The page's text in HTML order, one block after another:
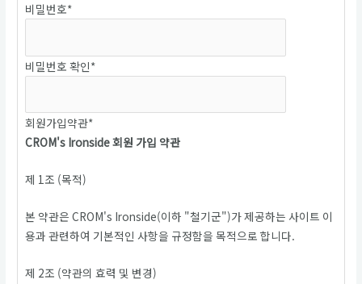
비밀번호*
비밀번호 확인*
회원가입약관*
CROM's Ironside 회원 가입 약관
제 1조 (목적)
본 약관은 CROM's Ironside(이하 "철기군")가 제공하는 사이트 이
용과 관련하여 기본적인 사항을 규정함을 목적으로 합니다.
제 2조 (약관의 효력 및 변경)